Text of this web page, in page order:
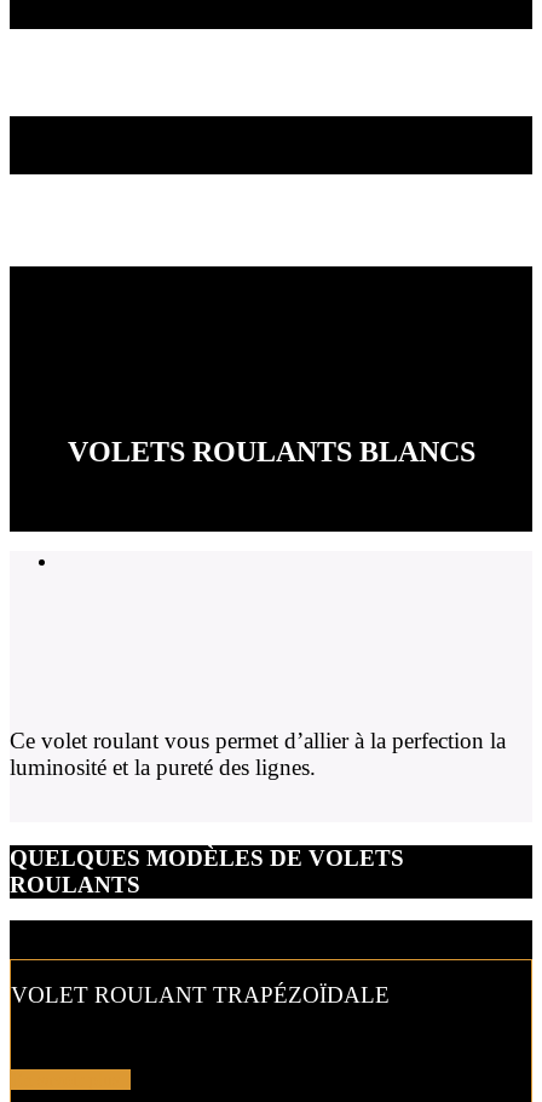
VOLETS ROULANTS BLANCS
Ce volet roulant vous permet d’allier à la perfection la
luminosité et la pureté des lignes.
QUELQUES MODÈLES DE VOLETS
ROULANTS
VOLET ROULANT TRAPÉZOÏDALE